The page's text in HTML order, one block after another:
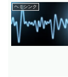
ヘミシンク